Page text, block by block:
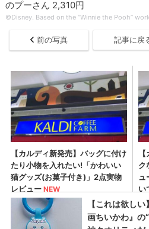
のプーさん 2,310円
©Disney. Based on the “Winnie the Pooh”
前の写真 記事に戻